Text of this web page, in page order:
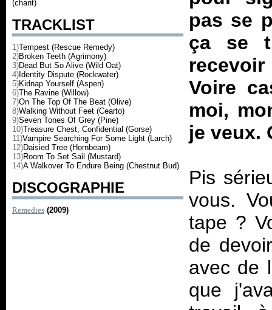
(chant)
TRACKLIST
1)Tempest (Rescue Remedy)
2)Broken Teeth (Agrimony)
3)Dead But So Alive (Wild Oat)
4) Identity Dispute (Rockwater)
5)Kidnap Yourself (Aspen)
6)The Ravine (Willow)
7)On The Top Of The Beat (Olive)
8)Walking Without Feet (Cearto)
9)Seven Tones Of Grey (Pine)
10)Treasure Chest, Confidential (Gorse)
11)Vampire Searching For Some Light (Larch)
12)Daisied Tree (Hornbeam)
13)Room To Set Sail (Mustard)
14)A Walkover To Endure Being (Chestnut Bud)
DISCOGRAPHIE
Remedies (2009)
pas se
ça se
Voire
moi,
je veux.
Pis
vous.
tape ?
de
avec de
que